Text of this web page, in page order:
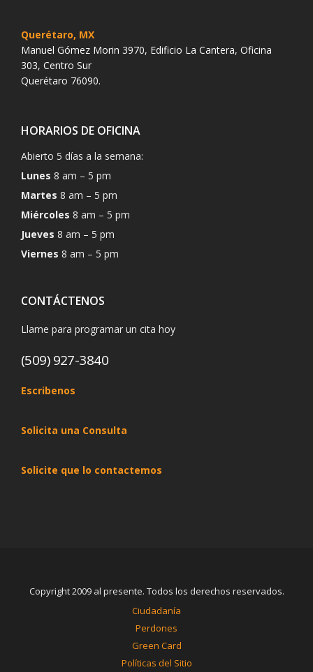
Querétaro, MX
Manuel Gómez Morin 3970, Edificio La Cantera, Oficina
303, Centro Sur
Querétaro 76090.
HORARIOS DE OFICINA
Abierto 5 días a la semana:
Lunes 8 am – 5 pm
Martes 8 am – 5 pm
Miércoles 8 am – 5 pm
Jueves 8 am – 5 pm
Viernes 8 am – 5 pm
CONTÁCTENOS
Llame para programar un cita hoy
(509) 927-3840
Escribenos
Solicita una Consulta
Solicite que lo contactemos
Copyright 2009 al presente. Todos los derechos reservados.
Ciudadanía
Perdones
Green Card
Políticas del Sitio